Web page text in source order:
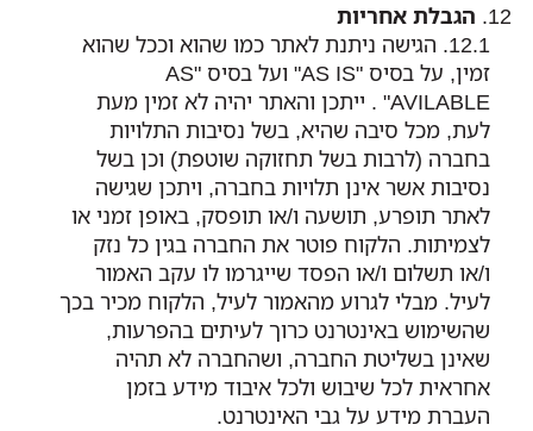
הגבלת אחריות
הגישה ניתנת לאתר כמו שהוא וככל שהוא
זמין, על בסיס "AS IS" ועל בסיס "AS
AVILABLE" . ייתכן והאתר יהיה לא זמין מעת
לעת, מכל סיבה שהיא, בשל נסיבות התלויות
בחברה (לרבות בשל תחזוקה שוטפת) וכן בשל
נסיבות אשר אינן תלויות בחברה, ויתכן שגישה
לאתר תופרע, תושעה ו/או תופסק, באופן זמני או
לצמיתות. הלקוח פוטר את החברה בגין כל נזק
ו/או תשלום ו/או הפסד שייגרמו לו עקב האמור
לעיל. מבלי לגרוע מהאמור לעיל, הלקוח מכיר בכך
שהשימוש באינטרנט כרוך לעיתים בהפרעות,
שאינן בשליטת החברה, ושהחברה לא תהיה
אחראית לכל שיבוש ולכל איבוד מידע בזמן
העברת מידע על גבי האינטרנט.